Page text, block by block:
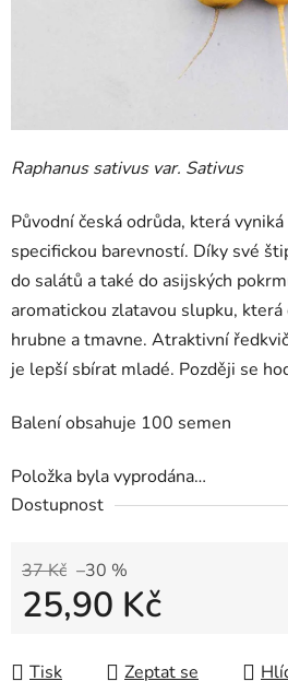
Raphanus sativus var. Sativus
Původní česká odrůda, která
specifickou barevností. Díky své
do salátů a také do asijských
aromatickou zlatavou slupku,
hrubne a tmavne. Atraktivní
je lepší sbírat mladé. Později se
Balení obsahuje 100 semen
Položka byla vyprodána…
Dostupnost
37 Kč –30 %
25,90 Kč
Tisk
Zeptat se